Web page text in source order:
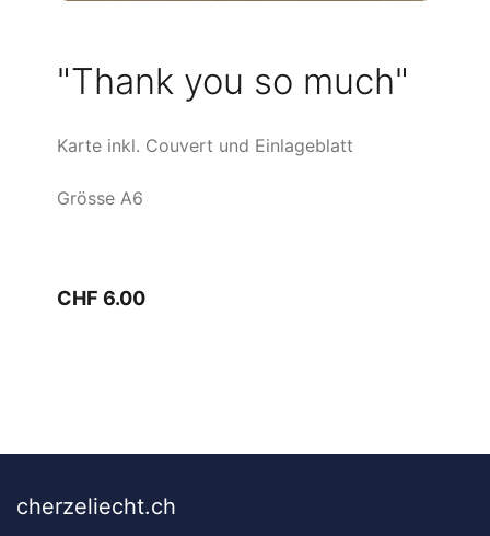
"Thank you so much"
Karte inkl. Couvert und Einlageblatt
Grösse A6
CHF 6.00
cherzeliecht.ch